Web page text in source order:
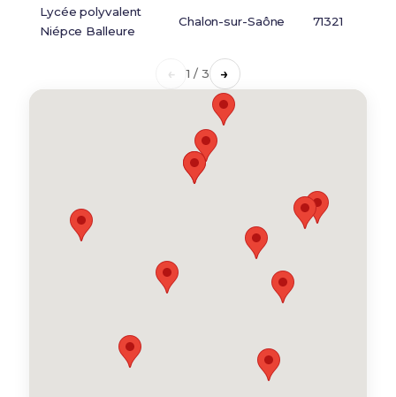
Lycée polyvalent
Niépce Balleure
Chalon-sur-Saône 71321
← 1 / 3 →